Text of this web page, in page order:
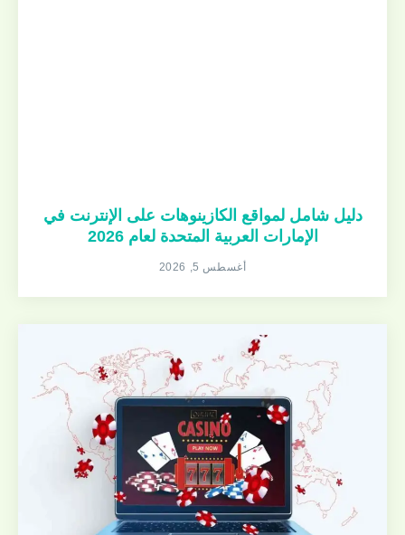
دليل شامل لمواقع الكازينوهات على الإنترنت في
الإمارات العربية المتحدة لعام 2026
أغسطس 5, 2026